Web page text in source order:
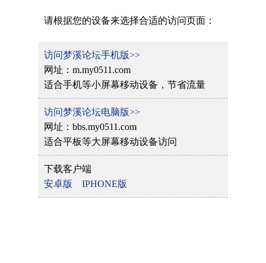
请根据您的设备来选择合适的访问页面：
访问梦溪论坛手机版>>
网址：m.my0511.com
适合手机等小屏幕移动设备，节省流量
访问梦溪论坛电脑版>>
网址：bbs.my0511.com
适合平板等大屏幕移动设备访问
下载客户端
安卓版
IPHONE版